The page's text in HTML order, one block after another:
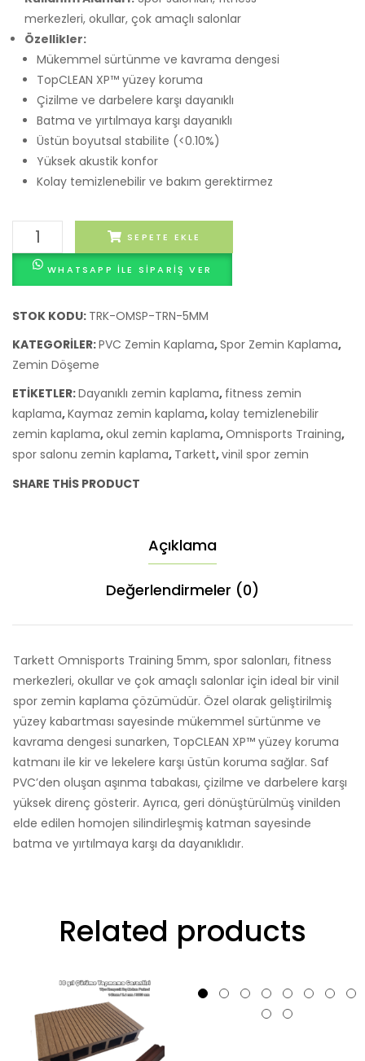
merkezleri, okullar, çok amaçlı salonlar
Özellikler:
Mükemmel sürtünme ve kavrama dengesi
TopCLEAN XP™ yüzey koruma
Çizilme ve darbelere karşı dayanıklı
Batma ve yırtılmaya karşı dayanıklı
Üstün boyutsal stabilite (<0.10%)
Yüksek akustik konfor
Kolay temizlenebilir ve bakım gerektirmez
Tarkett
Omnisports
Training
Vinil
Zemin
Kaplama
adet
SEPETE EKLE
WHATSAPP ILE SIPARIŞ VER
STOK KODU: TRK-OMSP-TRN-5MM
KATEGORILER:PVC Zemin Kaplama,Spor Zemin Kaplama,
Zemin Döşeme
ETIKETLER:Dayanıklı zemin kaplama, fitness zemin
kaplama,Kaymaz zemin kaplama,kolay temizlenebilir
zemin kaplama,okul zemin kaplama,Omnisports Training,
spor salonu zemin kaplama, Tarkett,vinil spor zemin
SHARE THIS PRODUCT
Açıklama
Değerlendirmeler (0)
Tarkett Omnisports Training 5mm, spor salonları, fitness
merkezleri, okullar ve çok amaçlı salonlar için ideal bir vinil
spor zemin kaplama çözümüdür. Özel olarak geliştirilmiş
yüzey kabartması sayesinde mükemmel sürtünme ve
kavrama dengesi sunarken, TopCLEAN XP™ yüzey koruma
katmanı ile kir ve lekelere karşı üstün koruma sağlar. Saf
PVC’den oluşan aşınma tabakası, çizilme ve darbelere karşı
yüksek direnç gösterir. Ayrıca, geri dönüştürülmüş vinilden
elde edilen homojen silindirleşmiş katman sayesinde
batma ve yırtılmaya karşı da dayanıklıdır.
Related products